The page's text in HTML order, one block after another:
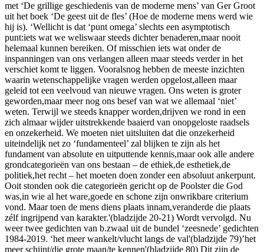
met ‘De grillige geschiedenis van de moderne mens’ van Ger Groot
uit het boek ‘De geest uit de fles’ (Hoe de moderne mens werd wie
hij is). ‘Wellicht is dat ‘punt omega’ slechts een asymptotisch
punt:iets wat we weliswaar steeds dichter benaderen,maar nooit
helemaal kunnen bereiken. Of misschien iets wat onder de
inspanningen van ons verlangen alleen maar steeds verder in het
verschiet komt te liggen. Vooralsnog hebben de meeste inzichten
waarin wetenschappelijke vragen werden opgelost,alleen maar
geleid tot een veelvoud van nieuwe vragen. Ons weten is groter
geworden,maar meer nog ons besef van wat we allemaal ‘niet’
weten. Terwijl we steeds knapper worden,drijven we rond in een
zich almaar wijder uitstrekkende baaierd van onopgeloste raadsels
en onzekerheid. We moeten niet uitsluiten dat die onzekerheid
uiteindelijk net zo ‘fundamenteel’ zal blijken te zijn als het
fundament van absolute en uitputtende kennis,maar ook alle andere
grondcategorieën van ons bestaan – de ethiek,de esthetiek,de
politiek,het recht – het moeten doen zonder een absoluut ankerpunt.
Ooit stonden ook die categorieën gericht op de Poolster die God
was,in wie al het ware,goede en schone zijn onwrikbare criterium
vond. Maar toen de mens diens plaats innam,veranderde die plaats
zélf ingrijpend van karakter.'(bladzijde 20-21) Wordt vervolgd. Nu
weer twee gedichten van b.zwaal uit de bundel ‘zeesnede’ gedichten
1984-2019. ‘het meer wankelt/vlucht langs de val'(bladzijde 79)’het
meer schijnt/die grote maan/te kennen'(bladzijde 80) Dit zijn de